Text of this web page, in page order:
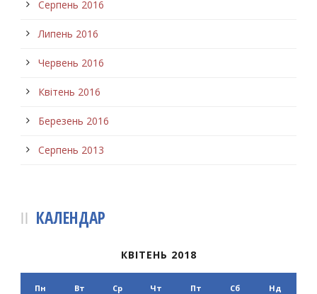
Серпень 2016
Липень 2016
Червень 2016
Квітень 2016
Березень 2016
Серпень 2013
КАЛЕНДАР
КВІТЕНЬ 2018
Пн Вт Ср Чт Пт Сб Нд